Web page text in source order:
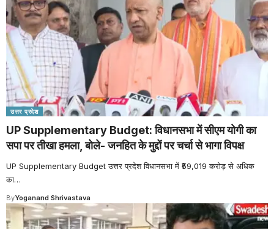
उत्तर प्रदेश
UP Supplementary Budget: विधानसभा में सीएम योगी का
सपा पर तीखा हमला, बोले- जनहित के मुद्दों पर चर्चा से भागा विपक्ष
UP Supplementary Budget उत्तर प्रदेश विधानसभा में ₹59,019 करोड़ से अधिक
का…
ByYoganand Shrivastava